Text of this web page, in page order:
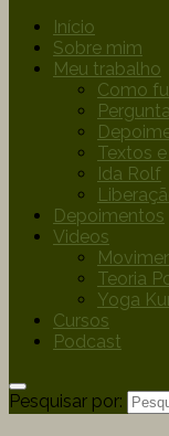
Início
Sobre mim
Meu trabalho
Como
Textos
Ida Rolf
Depoimentos
Videos
Teoria
Yoga
Cursos
Podcast
Pesquisar por: